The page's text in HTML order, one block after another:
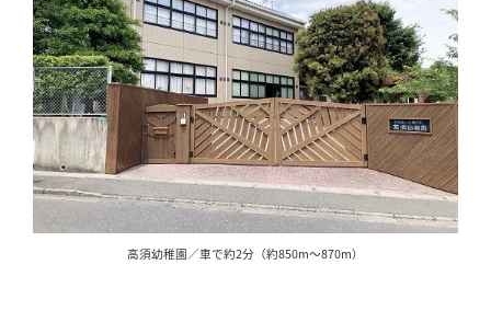
高須幼稚園／車で約2分（約850m～870m）